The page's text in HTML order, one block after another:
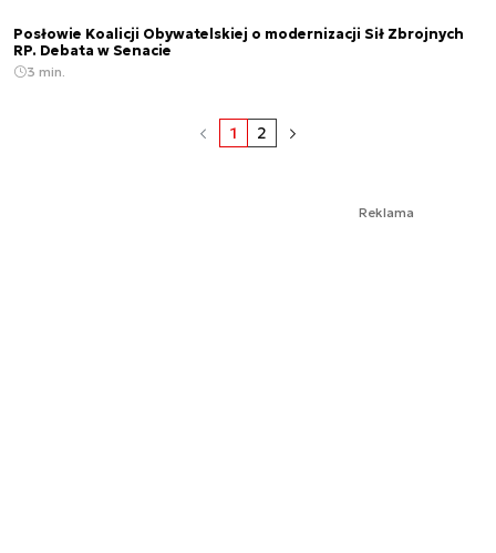
Posłowie Koalicji Obywatelskiej o modernizacji Sił Zbrojnych
RP. Debata w Senacie
3 min.
1 2
Reklama